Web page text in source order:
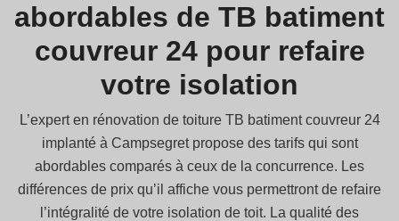
abordables de TB batiment
couvreur 24 pour refaire
votre isolation
L’expert en rénovation de toiture TB batiment couvreur 24
implanté à Campsegret propose des tarifs qui sont
abordables comparés à ceux de la concurrence. Les
différences de prix qu’il affiche vous permettront de refaire
l’intégralité de votre isolation de toit. La qualité des